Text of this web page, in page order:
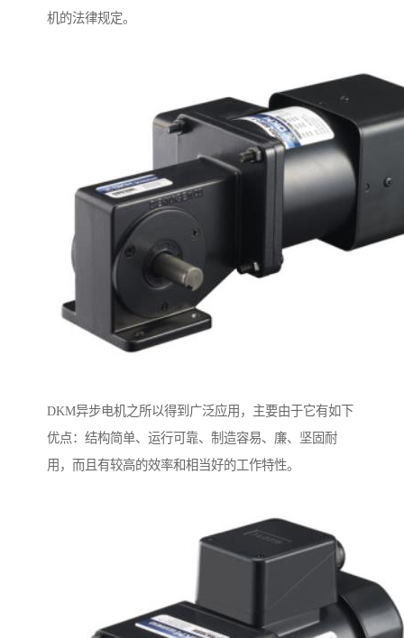
机的法律规定。
DKM异步电机之所以得到广泛应用，主要由于它有如下
优点：结构简单、运行可靠、制造容易、廉、坚固耐
用，而且有较高的效率和相当好的工作特性。